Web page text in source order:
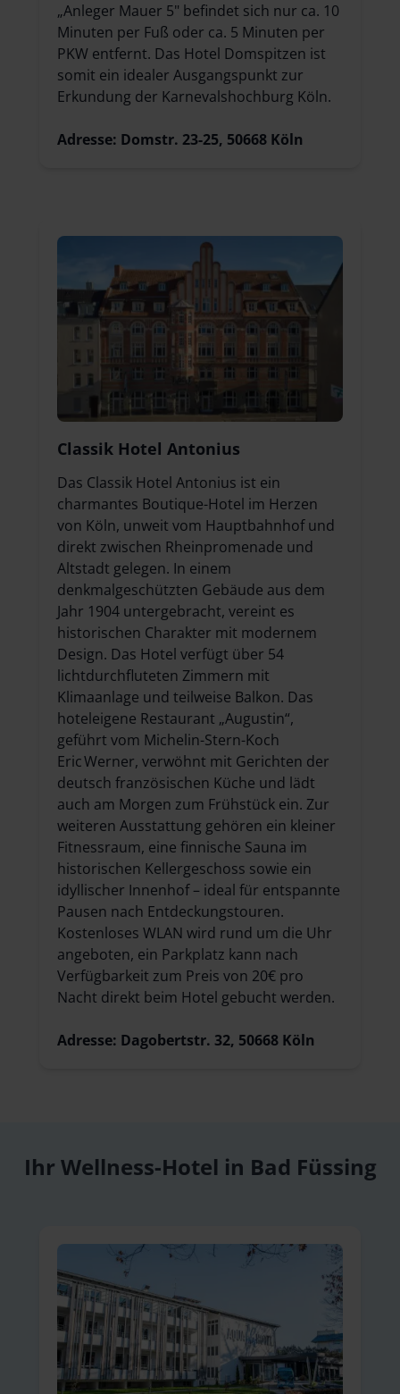
„Anleger Mauer 5" befindet sich nur ca. 10
Minuten per Fuß oder ca. 5 Minuten per
PKW entfernt. Das Hotel Domspitzen ist
somit ein idealer Ausgangspunkt zur
Erkundung der Karnevalshochburg Köln.
Adresse: Domstr. 23-25, 50668 Köln
Classik Hotel Antonius
Das Classik Hotel Antonius ist ein
charmantes Boutique-Hotel im Herzen
von Köln, unweit vom Hauptbahnhof und
direkt zwischen Rheinpromenade und
Altstadt gelegen. In einem
denkmalgeschützten Gebäude aus dem
Jahr 1904 untergebracht, vereint es
historischen Charakter mit modernem
Design. Das Hotel verfügt über 54
lichtdurchfluteten Zimmern mit
Klimaanlage und teilweise Balkon. Das
hoteleigene Restaurant „Augustin“,
geführt vom Michelin-Stern-Koch
Eric Werner, verwöhnt mit Gerichten der
deutsch französischen Küche und lädt
auch am Morgen zum Frühstück ein. Zur
weiteren Ausstattung gehören ein kleiner
Fitnessraum, eine finnische Sauna im
historischen Kellergeschoss sowie ein
idyllischer Innenhof – ideal für entspannte
Pausen nach Entdeckungstouren.
Kostenloses WLAN wird rund um die Uhr
angeboten, ein Parkplatz kann nach
Verfügbarkeit zum Preis von 20€ pro
Nacht direkt beim Hotel gebucht werden.
Adresse: Dagobertstr. 32, 50668 Köln
Ihr Wellness-Hotel in Bad Füssing